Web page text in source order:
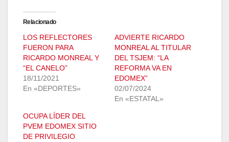
Relacionado
LOS REFLECTORES
FUERON PARA
RICARDO MONREAL Y
“EL CANELO”
18/11/2021
En «DEPORTES»
ADVIERTE RICARDO
MONREAL AL TITULAR
DEL TSJEM: “LA
REFORMA VA EN
EDOMEX”
02/07/2024
En «ESTATAL»
OCUPA LÍDER DEL
PVEM EDOMEX SITIO
DE PRIVILEGIO